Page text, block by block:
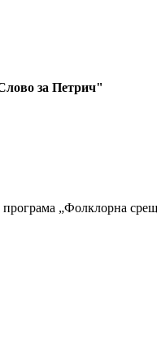
за Петрич"
„Фолклорна